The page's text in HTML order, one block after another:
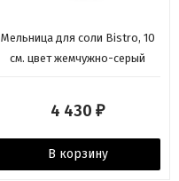
Мельница для соли Bistro, 10
см. цвет жемчужно-серый
4 430 ₽
В корзину